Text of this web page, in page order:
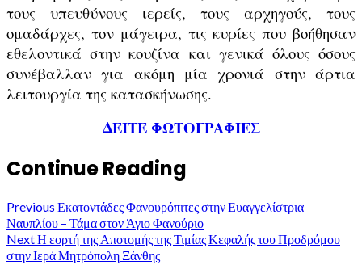
τους υπευθύνους ιερείς, τους αρχηγούς, τους
ομαδάρχες, τον μάγειρα, τις κυρίες που βοήθησαν
εθελοντικά στην κουζίνα και γενικά όλους όσους
συνέβαλλαν για ακόμη μία χρονιά στην άρτια
λειτουργία της κατασκήνωσης.
ΔΕΙΤΕ ΦΩΤΟΓΡΑΦΙΕΣ
Continue Reading
Previous Εκατοντάδες Φανουρόπιτες στην Ευαγγελίστρια
Ναυπλίου – Τάμα στον Άγιο Φανούριο
NextΗ εορτή της Αποτομής της Τιμίας Κεφαλής του Προδρόμου
στην Ιερά Μητρόπολη Ξάνθης